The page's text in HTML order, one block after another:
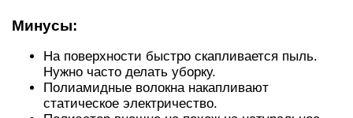
Минусы:
На поверхности быстро скапливается пыль.
Нужно часто делать уборку.
Полиамидные волокна накапливают
статическое электричество.